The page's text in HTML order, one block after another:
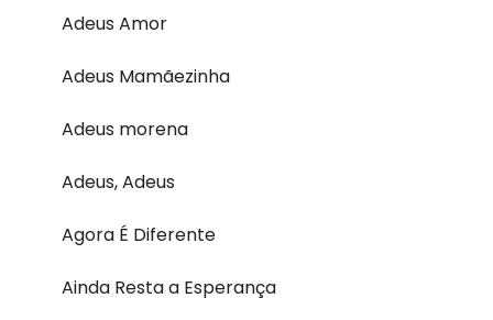
Adeus Amor
Adeus Mamãezinha
Adeus morena
Adeus, Adeus
Agora É Diferente
Ainda Resta a Esperança